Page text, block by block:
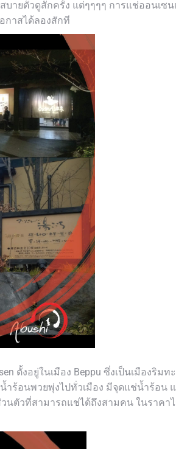
ายตัวดูสักครั้ง แต่ๆๆๆๆ การแช่ออนเซน
กาสได้ลองสักที
ตั้งอยู่ในเมือง Beppu ซึ่งเป็นเมืองริมท
ำร้อนพวยพุ่งไปทั่วเมือง มีจุดแช่น้ำร้อน
วนตัวที่สามารถแช่ได้ถึงสามคน ในราคา